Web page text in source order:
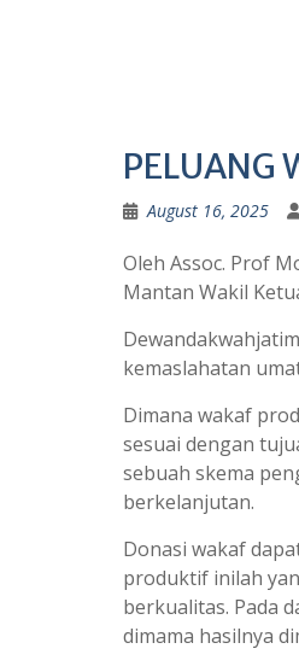
PELUANG
August 16, 2025
Oleh Assoc. Prof
Mantan Wakil
kemaslahatan
Dimana wakaf
sesuai dengan
sebuah skema
berkelanjutan.
Donasi wakaf
produktif inilah
berkualitas. Pada
dimama hasilnya